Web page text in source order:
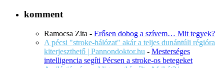
komment
Ramocsa Zita - Erősen dobog a szívem… Mit tegyek?
A pécsi "stroke-hálózat" akár a teljes dunántúli régióra
kiterjeszthető | Pannondoktor.hu - Mesterséges
intelligencia segíti Pécsen a stroke-os betegeket